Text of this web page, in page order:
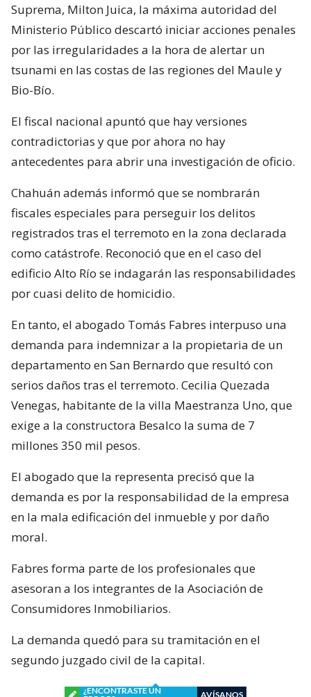
Suprema, Milton Juica, la máxima autoridad del
Ministerio Público descartó iniciar acciones penales
por las irregularidades a la hora de alertar un
tsunami en las costas de las regiones del Maule y
Bio-Bío.
El fiscal nacional apuntó que hay versiones
contradictorias y que por ahora no hay
antecedentes para abrir una investigación de oficio.
Chahuán además informó que se nombrarán
fiscales especiales para perseguir los delitos
registrados tras el terremoto en la zona declarada
como catástrofe. Reconoció que en el caso del
edificio Alto Río se indagarán las responsabilidades
por cuasi delito de homicidio.
En tanto, el abogado Tomás Fabres interpuso una
demanda para indemnizar a la propietaria de un
departamento en San Bernardo que resultó con
serios daños tras el terremoto. Cecilia Quezada
Venegas, habitante de la villa Maestranza Uno, que
exige a la constructora Besalco la suma de 7
millones 350 mil pesos.
El abogado que la representa precisó que la
demanda es por la responsabilidad de la empresa
en la mala edificación del inmueble y por daño
moral.
Fabres forma parte de los profesionales que
asesoran a los integrantes de la Asociación de
Consumidores Inmobiliarios.
La demanda quedó para su tramitación en el
segundo juzgado civil de la capital.
¿ENCONTRASTE UN
AVÍSANOS